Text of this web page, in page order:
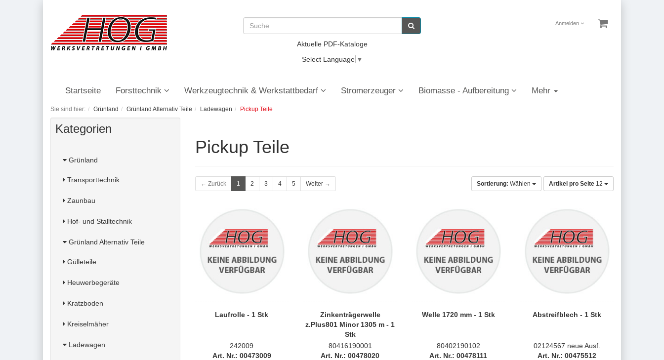
Anmelden
Aktuelle PDF-Kataloge
Select Language ▼
Startseite Forsttechnik Werkzeugtechnik & Werkstattbedarf Stromerzeuger Biomasse - Aufbereitung Mehr
Sie sind hier: Grünland Grünland Alternativ Teile Ladewagen Pickup Teile
Kategorien
Grünland
Transporttechnik
Zaunbau
Hof- und Stalltechnik
Grünland Alternativ Teile
Gülleteile
Heuwerbegeräte
Kratzboden
Kreiselmäher
Ladewagen
Pickup Teile
← Zurück 1 2 3 4 5 Weiter → Sortierung: Wählen Artikel pro Seite 12
Laufrolle - 1 Stk
242009
Art. Nr.: 00473009
Zinkenträgerwelle
z.Plus801 Minor 1305 m - 1
Stk
80416190001
Art. Nr.: 00478020
Welle 1720 mm - 1 Stk
80402190102
Art. Nr.: 00478111
Abstreifblech - 1 Stk
02124567 neue Ausf.
Art. Nr.: 00475512